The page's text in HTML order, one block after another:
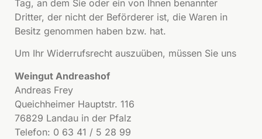
Tag, an dem Sie oder ein von Ihnen benannter
Dritter, der nicht der Beförderer ist, die Waren in
Besitz genommen haben bzw. hat.
Um Ihr Widerrufsrecht auszuüben, müssen Sie uns
Weingut Andreashof
Andreas Frey
Queichheimer Hauptstr. 116
76829 Landau in der Pfalz
Telefon: 0 63 41 / 5 28 99